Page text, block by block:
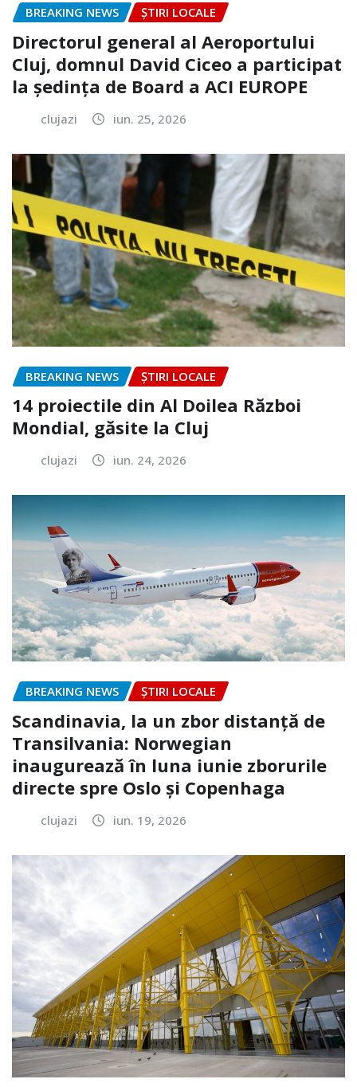
BREAKING NEWS ȘTIRI LOCALE
Directorul general al Aeroportului
Cluj, domnul David Ciceo a participat
la ședința de Board a ACI EUROPE
clujazi iun. 25, 2026
BREAKING NEWS ȘTIRI LOCALE
14 proiectile din Al Doilea Război
Mondial, găsite la Cluj
clujazi iun. 24, 2026
BREAKING NEWS ȘTIRI LOCALE
Scandinavia, la un zbor distanță de
Transilvania: Norwegian
inaugurează în luna iunie zborurile
directe spre Oslo și Copenhaga
clujazi iun. 19, 2026